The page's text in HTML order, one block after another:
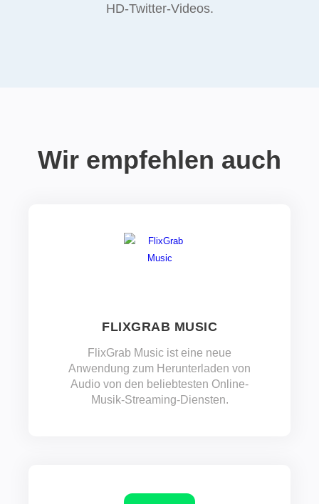
HD-Twitter-Videos.
Wir empfehlen auch
FLIXGRAB MUSIC
FlixGrab Music ist eine neue
Anwendung zum Herunterladen von
Audio von den beliebtesten Online-
Musik-Streaming-Diensten.